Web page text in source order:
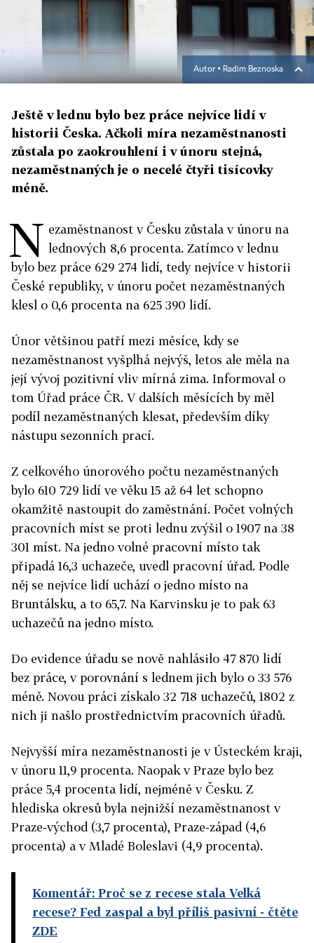
Autor ▪ Radim Beznoska
Ještě v lednu bylo bez práce nejvíce lidí v
historii Česka. Ačkoli míra nezaměstnanosti
zůstala po zaokrouhlení i v únoru stejná,
nezaměstnaných je o necelé čtyři tisícovky
méně.
N ezaměstnanost v Česku zůstala v únoru na
lednových 8,6 procenta. Zatímco v lednu
bylo bez práce 629 274 lidí, tedy nejvíce v historii
České republiky, v únoru počet nezaměstnaných
klesl o 0,6 procenta na 625 390 lidí.
Únor většinou patří mezi měsíce, kdy se
nezaměstnanost vyšplhá nejvýš, letos ale měla na
její vývoj pozitivní vliv mírná zima. Informoval o
tom Úřad práce ČR. V dalších měsících by měl
podíl nezaměstnaných klesat, především díky
nástupu sezonních prací.
Z celkového únorového počtu nezaměstnaných
bylo 610 729 lidí ve věku 15 až 64 let schopno
okamžitě nastoupit do zaměstnání. Počet volných
pracovních míst se proti lednu zvýšil o 1907 na 38
301 míst. Na jedno volné pracovní místo tak
připadá 16,3 uchazeče, uvedl pracovní úřad. Podle
něj se nejvíce lidí uchází o jedno místo na
Bruntálsku, a to 65,7. Na Karvinsku je to pak 63
uchazečů na jedno místo.
Do evidence úřadu se nově nahlásilo 47 870 lidí
bez práce, v porovnání s lednem jich bylo o 33 576
méně. Novou práci získalo 32 718 uchazečů, 1802 z
nich ji našlo prostřednictvím pracovních úřadů.
Nejvyšší míra nezaměstnanosti je v Ústeckém kraji,
v únoru 11,9 procenta. Naopak v Praze bylo bez
práce 5,4 procenta lidí, nejméně v Česku. Z
hlediska okresů byla nejnižší nezaměstnanost v
Praze-východ (3,7 procenta), Praze-západ (4,6
procenta) a v Mladé Boleslavi (4,9 procenta).
Komentář: Proč se z recese stala Velká
recese? Fed zaspal a byl příliš pasivní - čtěte
ZDE